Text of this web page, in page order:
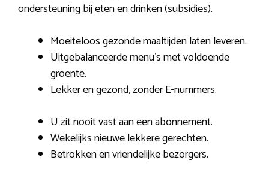
ondersteuning bij eten en drinken (subsidies).
Moeiteloos gezonde maaltijden laten leveren.
Uitgebalanceerde menu’s met voldoende
groente.
Lekker en gezond, zonder E-nummers.
U zit nooit vast aan een abonnement.
Wekelijks nieuwe lekkere gerechten.
Betrokken en vriendelijke bezorgers.